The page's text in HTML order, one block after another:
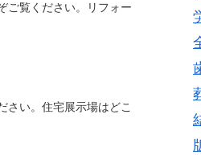
ご覧ください。リフォー
さい。住宅展示場はどこ